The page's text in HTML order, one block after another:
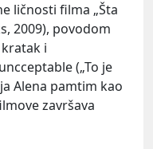
ličnosti filma „Šta
2009), povodom
i
(„To je
Alena pamtim kao
završava